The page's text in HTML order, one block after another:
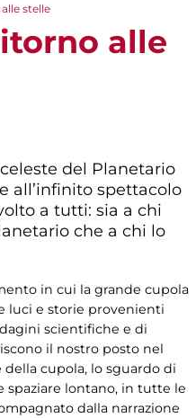
stelle
alle
del Planetario
all’infinito spettacolo
a tutti: sia a chi
che a chi lo
in cui la grande cupola
luci e storie provenienti
scientifiche e di
il nostro posto nel
della cupola, lo sguardo di
lontano, in tutte le
dalla narrazione